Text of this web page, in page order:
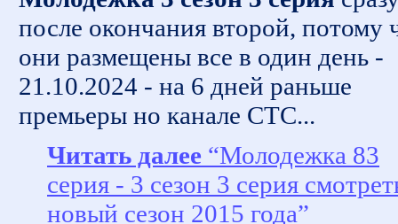
после окончания второй, потому
они размещены все в один день -
21.10.2024 - на 6 дней раньше
премьеры но канале СТС...
Читать далее “Молодежка 83
серия - 3 сезон 3 серия
новый сезон 2015 года”